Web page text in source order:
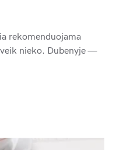
rekomenduojama
nieko. Dubenyje —